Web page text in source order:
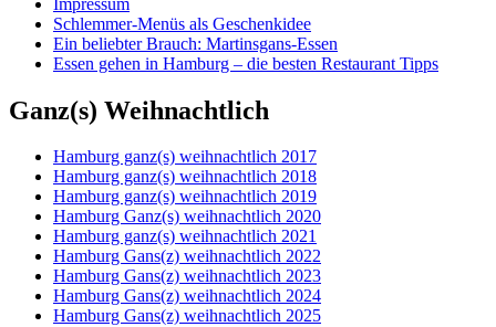
Schlemmer-Menüs als Geschenkidee
Ein beliebter Brauch: Martinsgans-Essen
Essen gehen in Hamburg – die besten Restaurant Tipps
Ganz(s) Weihnachtlich
Hamburg ganz(s) weihnachtlich 2017
Hamburg ganz(s) weihnachtlich 2018
Hamburg ganz(s) weihnachtlich 2019
Hamburg Ganz(s) weihnachtlich 2020
Hamburg ganz(s) weihnachtlich 2021
Hamburg Gans(z) weihnachtlich 2022
Hamburg Gans(z) weihnachtlich 2023
Hamburg Gans(z) weihnachtlich 2024
Hamburg Gans(z) weihnachtlich 2025